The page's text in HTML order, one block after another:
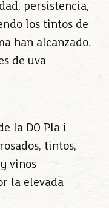
persistencia,
los tintos de
han alcanzado.
de uva
la DO Pla i
tintos,
vinos
la elevada